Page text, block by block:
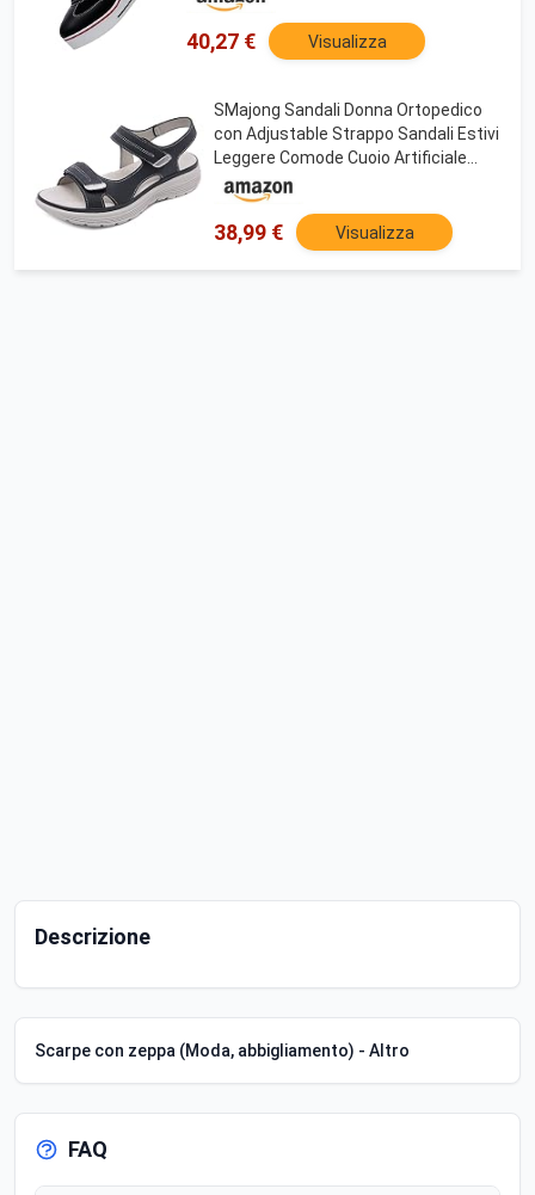
40,27 € Visualizza
SMajong Sandali Donna Ortopedico
con Adjustable Strappo Sandali Estivi
Leggere Comode Cuoio Artificiale
Sandali con Zeppa Vintage Moda
Scarpe Versatili, B Nero,37 EU
38,99 € Visualizza
Descrizione
Scarpe con zeppa (Moda, abbigliamento) - Altro
FAQ